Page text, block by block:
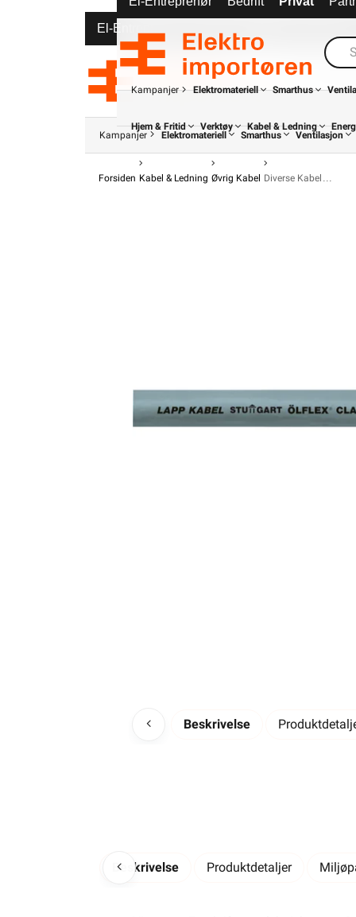
Kampanjer Elektromateriell Smarthus
Hjem & Fritid Verktøy Kabel & Ledning
Beskrivelse
El-Entreprenør
Kampanjer Elektromateriell Smarthus Ventilasjon
Forsiden Kabel & Ledning Øvrig Kabel Diverse Kabel
Beskrivelse Produktdetaljer